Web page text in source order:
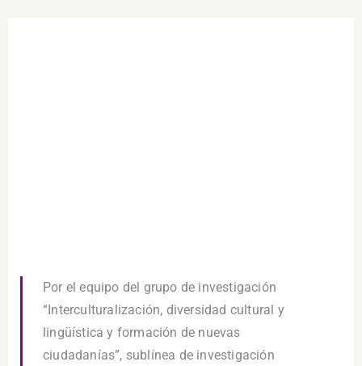
Por el equipo del grupo de investigación
“Interculturalización, diversidad cultural y
lingüística y formación de nuevas
ciudadanías”, sublínea de investigación